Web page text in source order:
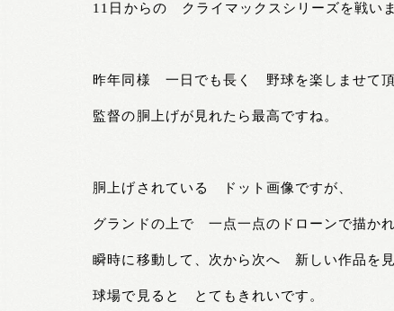
11日からの クライマックスシリーズを戦いま
昨年同様 一日でも長く 野球を楽しませて頂
監督の胴上げが見れたら最高ですね。
胴上げされている ドット画像ですが、
グランドの上で 一点一点のドローンで描かれ
瞬時に移動して、次から次へ 新しい作品を見
球場で見ると とてもきれいです。